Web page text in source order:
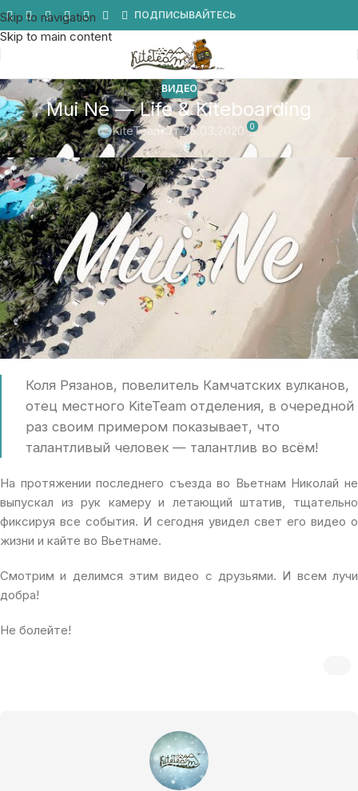
Skip to navigation
Skip to main content
ПОДПИСЫВАЙТЕСЬ
ВИДЕО
Mui Ne — Life & Kiteboarding
KiteTeamОт 25.03.2020 0
Коля Рязанов, повелитель Камчатских вулканов,
отец местного KiteTeam отделения, в очередной
раз своим примером показывает, что
талантливый человек — талантлив во всём!
На протяжении последнего съезда во Вьетнам Николай не
выпускал из рук камеру и летающий штатив, тщательно
фиксируя все события. И сегодня увидел свет его видео о
жизни и кайте во Вьетнаме.
Смотрим и делимся этим видео с друзьями. И всем лучи
добра!
Не болейте!